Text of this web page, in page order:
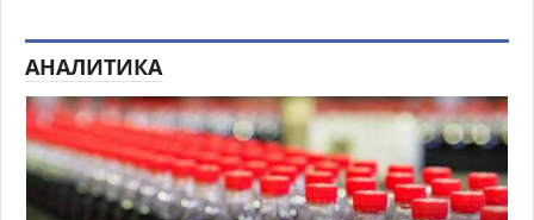
АНАЛИТИКА